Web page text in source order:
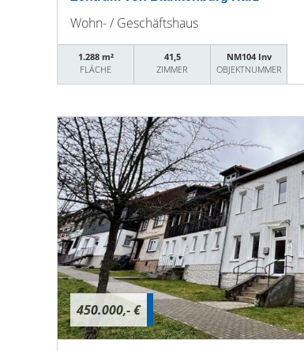
Wohn- / Geschäftshaus
1.288 m²
FLÄCHE
41,5
ZIMMER
NM104 Inv
OBJEKTNUMMER
450.000,- €